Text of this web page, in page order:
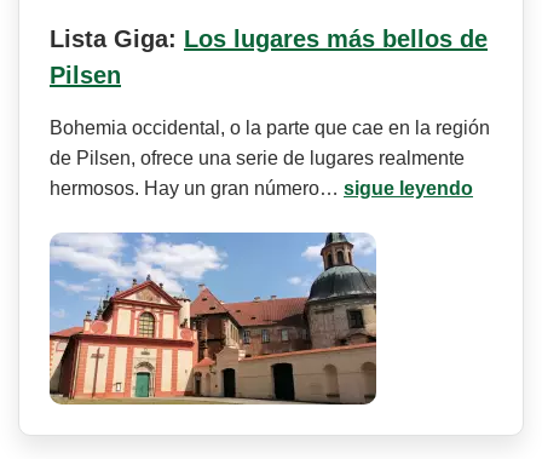
Lista Giga: Los lugares más bellos de
Pilsen
Bohemia occidental, o la parte que cae en la región
de Pilsen, ofrece una serie de lugares realmente
hermosos. Hay un gran número… sigue leyendo